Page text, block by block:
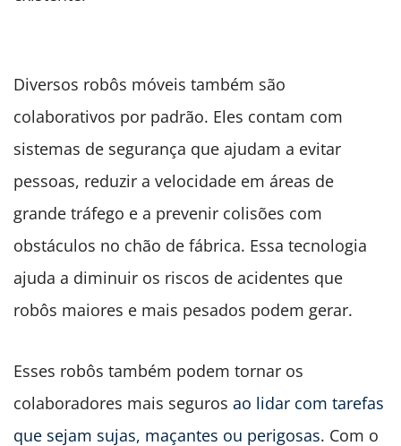
Diversos robôs móveis também são
colaborativos por padrão. Eles contam com
sistemas de segurança que ajudam a evitar
pessoas, reduzir a velocidade em áreas de
grande tráfego e a prevenir colisões com
obstáculos no chão de fábrica. Essa tecnologia
ajuda a diminuir os riscos de acidentes que
robôs maiores e mais pesados podem gerar.
Esses robôs também podem tornar os
colaboradores mais seguros ao lidar com tarefas
que sejam sujas, maçantes ou perigosas. Com o